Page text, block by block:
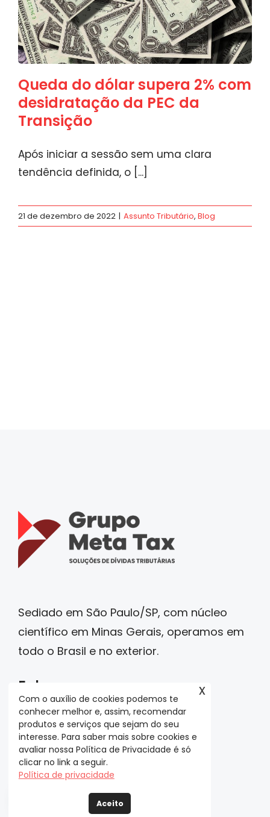
Queda do dólar supera 2% com
desidratação da PEC da
Transição
Após iniciar a sessão sem uma clara
tendência definida, o [...]
21 de dezembro de 2022 | Assunto Tributário, Blog
Sediado em São Paulo/SP, com núcleo
científico em Minas Gerais, operamos em
todo o Brasil e no exterior.
Fale conosco
contato@grmeta.com.br
(31)3286-2088
(31) 97351-3872
Em São Paulo
Com o auxílio de cookies podemos te
conhecer melhor e, assim, recomendar
produtos e serviços que sejam do seu
interesse. Para saber mais sobre cookies e
avaliar nossa Política de Privacidade é só
clicar no link a seguir.
Política de privacidade
Aceito
x